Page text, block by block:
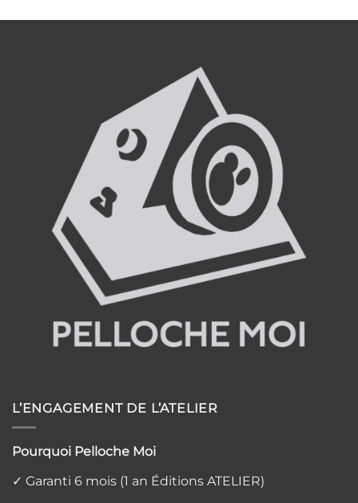
L’ENGAGEMENT DE L’ATELIER
Pourquoi Pelloche Moi
✓ Garanti 6 mois (1 an Éditions ATELIER)